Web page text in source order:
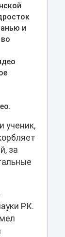
и
ученик,
за
РК.